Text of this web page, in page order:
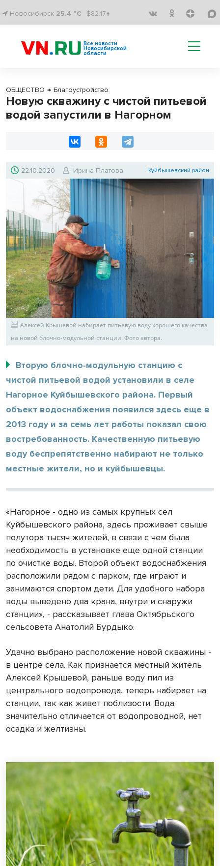
Новосибирск 25.4 °C $82.17↑
Все новости
Новосибирской
области
ОБЩЕСТВО → Благоустройство
Новую скважину с чистой питьевой
водой запустили в Нагорном
22.10.2020 Ирина Платова Куйбышевский район
Алексей Крышевой набирает питьевую воду хорошего качества
на новой блочно-модульной станции. Фото автора.
Вторую блочно-модульную станцию с
чистой питьевой водой установили в селе
Нагорное Куйбышевского района. Первый
объект водоснабжения появился здесь еще в
2013 году и за семь лет работы показал свою
востребованность. Качественную питьевую
воду беспрепятственно набирают не только
местные жители, но и куйбышевцы.
«Нагорное - одно из самых крупных сел
Куйбышевского района, здесь проживает свыше
полутора тысяч жителей, в связи с чем была
необходимость в установке еще одной станции
по очистке воды. Второй объект водоснабжения
расположили рядом с парком, где играют и
занимаются спортом дети. Для удобного набора
воды выведено два крана, внутри и снаружи
станции», - рассказывает глава Октябрьского
сельсовета Анатолий Бурдыко.
Удачно выбрано расположение новой скважины -
в центре села. Как признается местный житель
Алексей Крышевой, раньше воду пил из
центрального водопровода, теперь набирает на
станции, так как живет поблизости. Вода
значительно отличается от водопроводной, нет
осадка и желтизны.